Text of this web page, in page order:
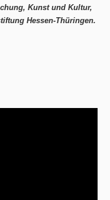
Kunst und Kultur,
Hessen-Thüringen.